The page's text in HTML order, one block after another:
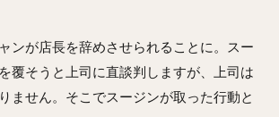
ンが店長を辞めさせられることに。スー
覆そうと上司に直談判しますが、上司は
ません。そこでスージンが取った行動と